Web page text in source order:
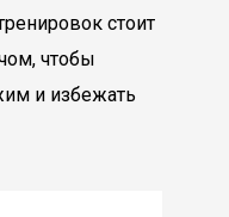
стоит
чтобы
и избежать